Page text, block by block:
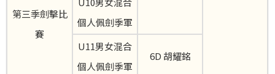
第三季劍擊比
賽
個人佩劍季軍
U11男女混合
個人佩劍季軍
6D 胡耀銘